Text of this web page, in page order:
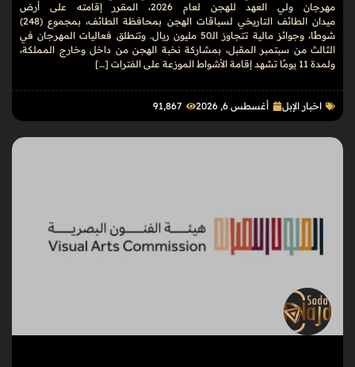
مهرجان ولي العهد للهجن لعام 2026، المقرر إقامته على أرض
ميدان الطائف التاريخي لسباقات الهجن بمحافظة الطائف، بمجموع (248)
شوطًا، وجوائز مالية تتجاوز الـ50 مليون ريال. وتنطلق فعاليات المهرجان في
الثالث من سبتمبر المقبل، بمشاركة نخبة الهجن من داخل وخارج المملكة،
ولمدة 11 يومًا تشهد إقامة الأشواط الموزعة على الفترات […]
اخبار الإبل أغسطس 6, 2026 91٬867